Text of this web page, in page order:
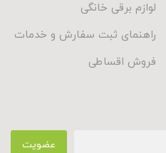
لوازم برقی خانگی
راهنمای ثبت سفارش و خدمات
فروش اقساطی
عضویت